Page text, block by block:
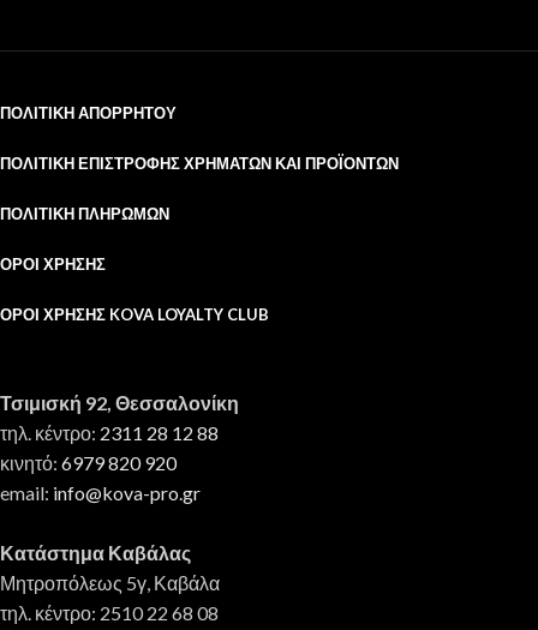
ΠΟΛΙΤΙΚΉ ΑΠΟΡΡΉΤΟΥ
ΠΟΛΙΤΙΚΉ ΕΠΙΣΤΡΟΦΉΣ ΧΡΗΜΆΤΩΝ ΚΑΙ ΠΡΟΪΌΝΤΩΝ
ΠΟΛΙΤΙΚΉ ΠΛΗΡΩΜΏΝ
ΌΡΟΙ ΧΡΉΣΗΣ
ΌΡΟΙ ΧΡΉΣΗΣ KOVA LOYALTY CLUB
Τσιμισκή 92, Θεσσαλονίκη
τηλ. κέντρο: 2311 28 12 88
κινητό: 6979 820 920
email: info@kova-pro.gr
Κατάστημα Καβάλας
Μητροπόλεως 5γ, Καβάλα
τηλ. κέντρο: 2510 22 68 08